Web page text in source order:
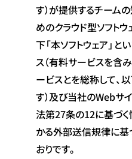
す）が提供するチーム
めのクラウド型ソフト
下「本ソフトウェア」と
ス（有料サービスを含
ービスとを総称して、
す）及び当社のWebサ
法第27条の12に基づ
かる外部送信規律に
おりです。